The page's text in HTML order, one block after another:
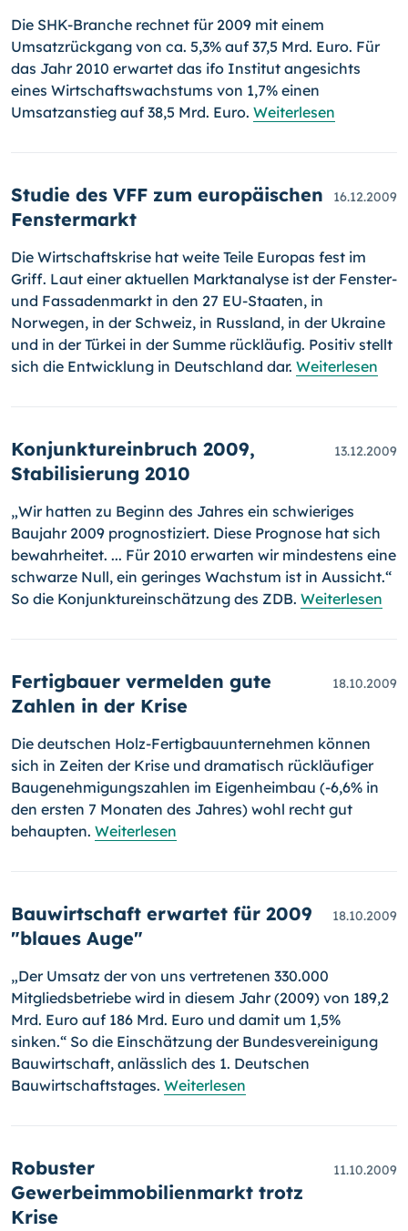
Die SHK-Branche rechnet für 2009 mit einem
Umsatzrückgang von ca. 5,3% auf 37,5 Mrd. Euro. Für
das Jahr 2010 erwartet das ifo Institut angesichts
eines Wirtschaftswachstums von 1,7% einen
Umsatzanstieg auf 38,5 Mrd. Euro. Weiterlesen
Studie des VFF zum europäischen
Fenstermarkt
16.12.2009
Die Wirtschaftskrise hat weite Teile Europas fest im
Griff. Laut einer aktuellen Marktanalyse ist der Fenster-
und Fassadenmarkt in den 27 EU-Staaten, in
Norwegen, in der Schweiz, in Russland, in der Ukraine
und in der Türkei in der Summe rückläufig. Positiv stellt
sich die Ent­wicklung in Deutschland dar. Weiterlesen
Konjunktureinbruch 2009,
Stabilisierung 2010
13.12.2009
„Wir hatten zu Beginn des Jahres ein schwieriges
Baujahr 2009 prog­nos­tiziert. Diese Prognose hat sich
bewahrheitet. ... Für 2010 erwarten wir mindestens eine
schwarze Null, ein geringes Wachstum ist in Aus­sicht.“
So die Konjunktureinschätzung des ZDB. Weiterlesen
Fertigbauer vermelden gute
Zahlen in der Krise
18.10.2009
Die deutschen Holz-Fertigbauunternehmen können
sich in Zeiten der Krise und dramatisch rückläufiger
Baugenehmigungszahlen im Eigen­heim­bau (-6,6% in
den ersten 7 Monaten des Jahres) wohl recht gut
behaupten. Weiterlesen
Bauwirtschaft erwartet für 2009
"blaues Auge"
18.10.2009
„Der Umsatz der von uns vertretenen 330.000
Mitgliedsbetriebe wird in diesem Jahr (2009) von 189,2
Mrd. Euro auf 186 Mrd. Euro und damit um 1,5%
sinken.“ So die Einschätzung der Bundesvereinigung
Bauwirt­schaft, anlässlich des 1. Deutschen
Bauwirtschaftstages. Weiterlesen
Robuster
Gewerbeimmobilienmarkt trotz
Krise
11.10.2009